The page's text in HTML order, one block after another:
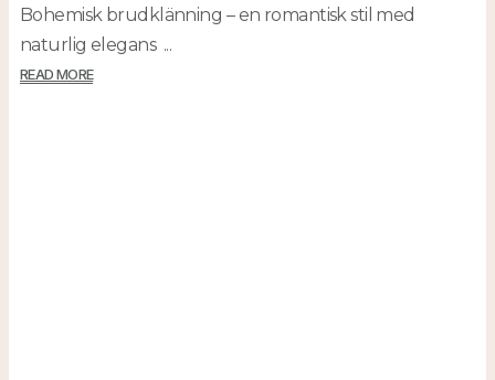
Bohemisk brudklänning – en romantisk stil med
naturlig elegans ...
READ MORE